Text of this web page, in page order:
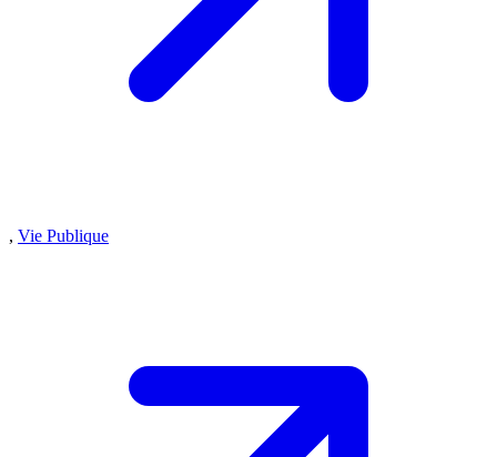
, Vie Publique